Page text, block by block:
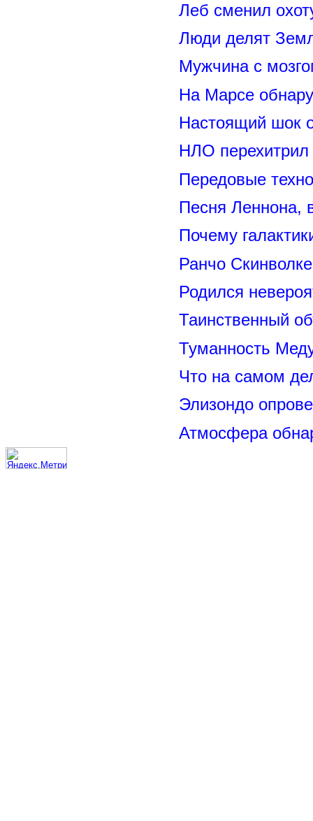
Леб сменил
Люди делят
Мужчина с
На Марсе
Настоящий шок
НЛО перехитрил
Передовые
Песня Леннона,
Почему
Ранчо
Родился
Таинственный
Туманность
Что на самом
Элизондо
Атмосфера